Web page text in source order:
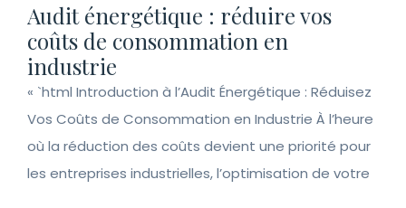
Audit énergétique : réduire vos
coûts de consommation en
industrie
« `html Introduction à l’Audit Énergétique : Réduisez
Vos Coûts de Consommation en Industrie À l’heure
où la réduction des coûts devient une priorité pour
les entreprises industrielles, l’optimisation de votre